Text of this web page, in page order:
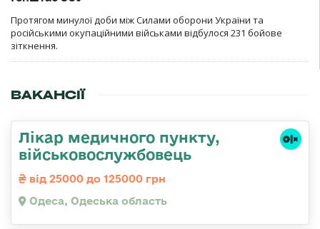
Протягом минулої доби між Силами оборони України та
російськими окупаційними військами відбулося 231 бойове
зіткнення.
ВАКАНСІЇ
Лікар медичного пункту,
військовослужбовець
від 25000 до 125000 грн
Одеса, Одеська область